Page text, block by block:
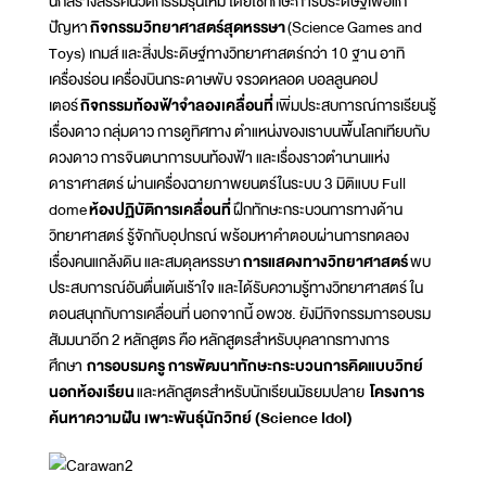
ปัญหากิจกรรมวิทยาศาสตร์สุดหรรษา(Science Games and
Toys) เกมส์ และสิ่งประดิษฐ์ทางวิทยาศาสตร์กว่า 10 ฐาน อาทิ
เครื่องร่อน เครื่องบินกระดาษพับ จรวดหลอด บอลลูนคอป
เตอร์กิจกรรมท้องฟ้าจำลองเคลื่อนที่เพิ่มประสบการณ์การเรียนรู้
เรื่องดาว กลุ่มดาว การดูทิศทาง ตำแหน่งของเราบนพื้นโลกเทียบกับ
ดวงดาว การจินตนาการบนท้องฟ้า และเรื่องราวตำนานแห่ง
ดาราศาสตร์ ผ่านเครื่องฉายภาพยนตร์ในระบบ 3 มิติแบบ Full
domeห้องปฏิบัติการเคลื่อนที่ฝึกทักษะกระบวนการทางด้าน
วิทยาศาสตร์ รู้จักกับอุปกรณ์ พร้อมหาคำตอบผ่านการทดลอง
เรื่องคนแกล้งดิน และสมดุลหรรษาการแสดงทางวิทยาศาสตร์พบ
ประสบการณ์อันตื่นเต้นเร้าใจ และได้รับความรู้ทางวิทยาศาสตร์ ใน
ตอนสนุกกับการเคลื่อนที่ นอกจากนี้ อพวช. ยังมีกิจกรรมการอบรม
สัมมนาอีก 2 หลักสูตร คือ หลักสูตรสำหรับบุคลากรทางการ
ศึกษา การอบรมครู การพัฒนาทักษะกระบวนการคิดแบบวิทย์
นอกห้องเรียนและหลักสูตรสำหรับนักเรียนมัธยมปลาย โครงการ
ค้นหาความฝัน เพาะพันธุ์นักวิทย์ (Science Idol)